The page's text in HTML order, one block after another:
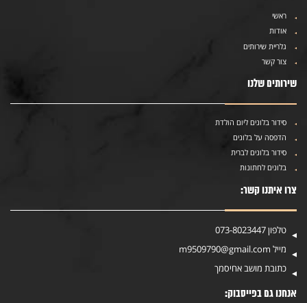
ראשי
אודות
גלריית שירותים
צור קשר
שירותים שלנו
סידור בלונים ליום הולדת
הדפסה על בלונים
סידור בלונים לברית
בלונים לחתונות
צרו איתנו קשר:
טלפון 073-8023447
מייל m9509790@gmail.com
כתובת מושב אחיסמך
אנחנו גם בפייסבוק: